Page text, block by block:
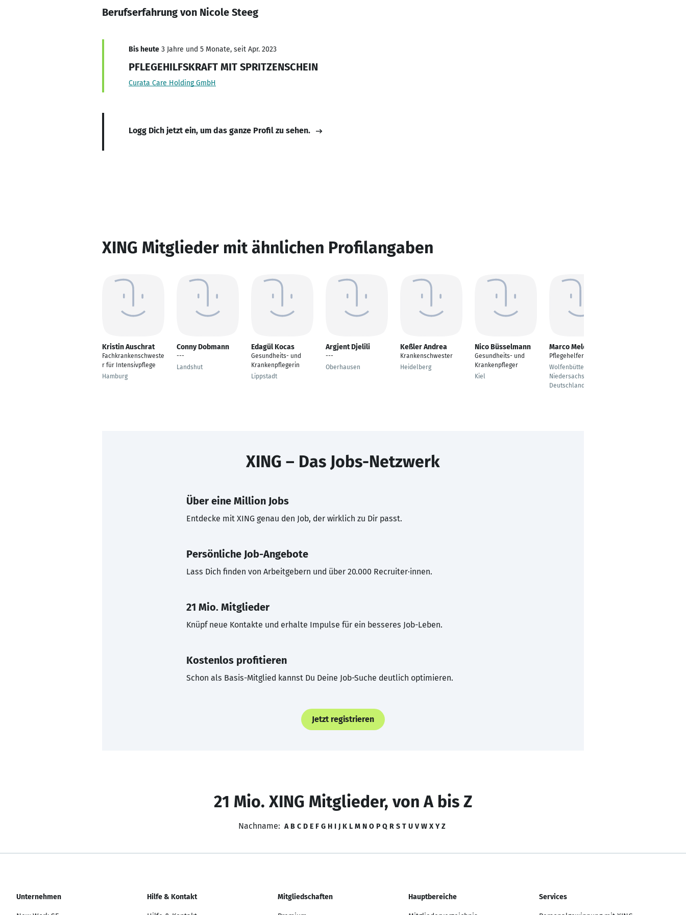
Berufserfahrung von Nicole Steeg
Bis heute 3 Jahre und 5 Monate, seit Apr. 2023
PFLEGEHILFSKRAFT MIT SPRITZENSCHEIN
Curata Care Holding GmbH
Logg Dich jetzt ein, um das ganze Profil zu sehen.
XING Mitglieder mit ähnlichen Profilangaben
Kristin Auschrat
Fachkrankenschweste
r für Intensivpflege
Hamburg
Conny Dobmann
---
Landshut
Edagül Kocas
Gesundheits- und
Krankenpflegerin
Lippstadt
Argjent Djelili
---
Oberhausen
Keßler Andrea
Krankenschwester
Heidelberg
Nico Büsselmann
Gesundheits- und
Krankenpfleger
Kiel
Marco Melchert
Pflegehelfer
Wolfenbüttel,
Niedersachsen,
Deutschland
XING – Das Jobs-Netzwerk
Über eine Million Jobs
Entdecke mit XING genau den Job, der wirklich zu Dir passt.
Persönliche Job-Angebote
Lass Dich finden von Arbeitgebern und über 20.000 Recruiter·innen.
21 Mio. Mitglieder
Knüpf neue Kontakte und erhalte Impulse für ein besseres Job-Leben.
Kostenlos profitieren
Schon als Basis-Mitglied kannst Du Deine Job-Suche deutlich optimieren.
Jetzt registrieren
21 Mio. XING Mitglieder, von A bis Z
Nachname: A B C D E F G H I J K L M N O P Q R S T U V W X Y Z
Unternehmen Hilfe & Kontakt Mitgliedschaften Hauptbereiche Services